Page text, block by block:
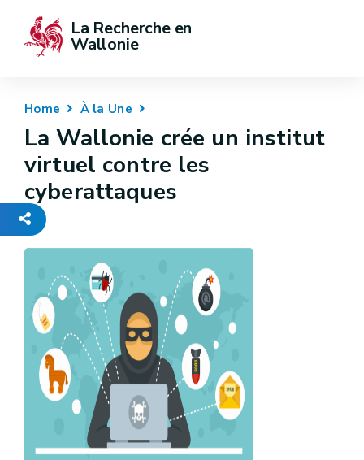
La Recherche en
Wallonie
Home À la Une
La Wallonie crée un institut
virtuel contre les
cyberattaques
-